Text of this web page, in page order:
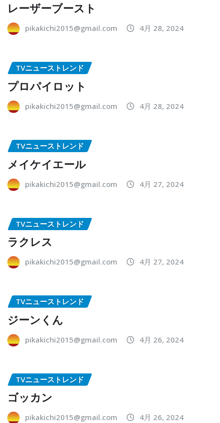
レーザーブースト
pikakichi2015@gmail.com 4月 28, 2024
TVニューストレンド
プロパイロット
pikakichi2015@gmail.com 4月 28, 2024
TVニューストレンド
メイケイエール
pikakichi2015@gmail.com 4月 27, 2024
TVニューストレンド
ラクレス
pikakichi2015@gmail.com 4月 27, 2024
TVニューストレンド
ジーンくん
pikakichi2015@gmail.com 4月 26, 2024
TVニューストレンド
ゴッカン
pikakichi2015@gmail.com 4月 26, 2024